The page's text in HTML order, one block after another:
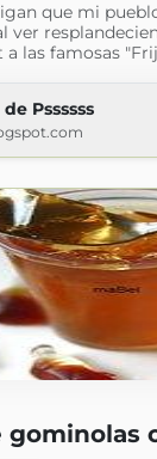
que mi
ver
las famosas
Pssssss
gominolas